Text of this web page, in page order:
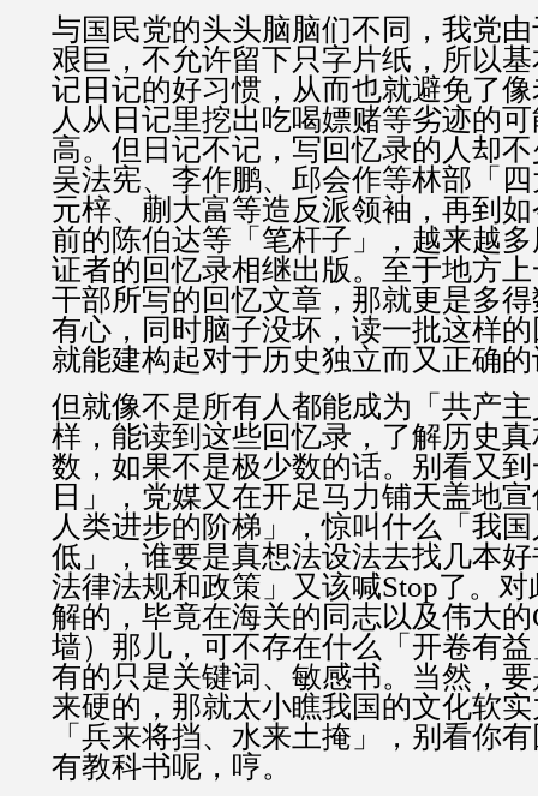
与国民党的头头脑脑们不同，我党
艰巨，不允许留下只字片纸，所以
记日记的好习惯，从而也就避免了
人从日记里挖出吃喝嫖赌等劣迹的
高。但日记不记，写回忆录的人却
吴法宪、李作鹏、邱会作等林部「
元梓、蒯大富等造反派领袖，再到
前的陈伯达等「笔杆子」，越来越
证者的回忆录相继出版。至于地方
干部所写的回忆文章，那就更是多
有心，同时脑子没坏，读一批这样
就能建构起对于历史独立而又正确
但就像不是所有人都能成为「共产
样，能读到这些回忆录，了解历史
数，如果不是极少数的话。别看又
日」，党媒又在开足马力铺天盖地
人类进步的阶梯」，惊叫什么「我
低」，谁要是真想法设法去找几本
法律法规和政策」又该喊Stop了。
解的，毕竟在海关的同志以及伟大
墙）那儿，可不存在什么「开卷有
有的只是关键词、敏感书。当然，
来硬的，那就太小瞧我国的文化软
「兵来将挡、水来土掩」，别看你
有教科书呢，哼。